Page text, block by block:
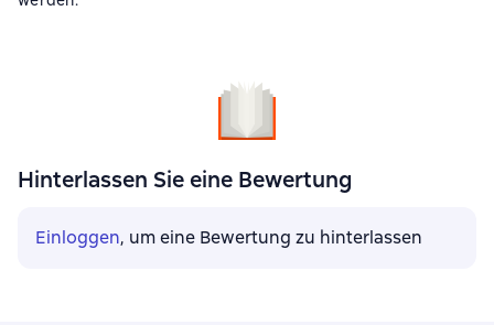
Hinterlassen Sie eine Bewertung
Einloggen, um eine Bewertung zu hinterlassen